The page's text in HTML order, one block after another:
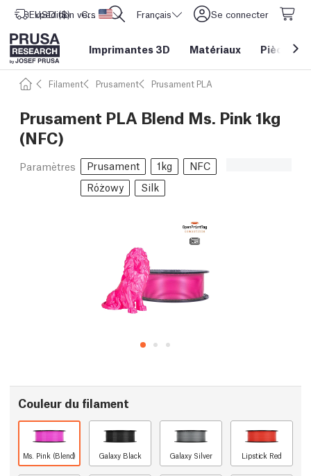
Expédition vers Etats-Unis d'Amérique
USD ($) CORE One L: Maintenant en stock ! Français Se connecter
Imprimantes 3D Matériaux Pièces&
Filament Prusament Prusament PLA
Prusament PLA Blend Ms. Pink 1kg
(NFC)
Paramètres Prusament 1kg
NFC
Różowy
Silk
Couleur du filament
Ms. Pink (Blend) Galaxy Black Galaxy Silver Lipstick Red